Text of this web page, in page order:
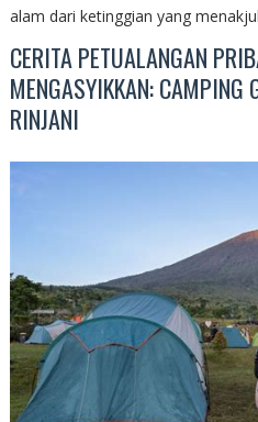
alam dari ketinggian yang
CERITA PETUALANGAN
MENGASYIKKAN: CAMPING
RINJANI